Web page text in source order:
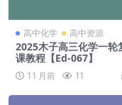
高中化学 高中资源
2025木子高三化学一轮
课教程【Ed-067】
11 月前 11